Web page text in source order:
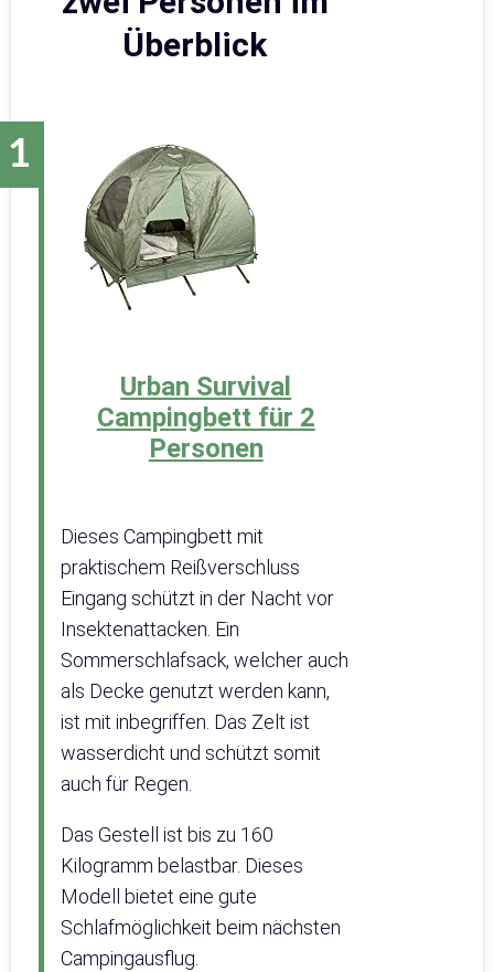
Überblick
Urban Survival
Campingbett für 2
Personen
Dieses Campingbett mit
praktischem Reißverschluss
Eingang schützt in der Nacht vor
Insektenattacken. Ein
Sommerschlafsack, welcher auch
als Decke genutzt werden kann,
ist mit inbegriffen. Das Zelt ist
wasserdicht und schützt somit
auch für Regen.
Das Gestell ist bis zu 160
Kilogramm belastbar. Dieses
Modell bietet eine gute
Schlafmöglichkeit beim nächsten
Campingausflug.